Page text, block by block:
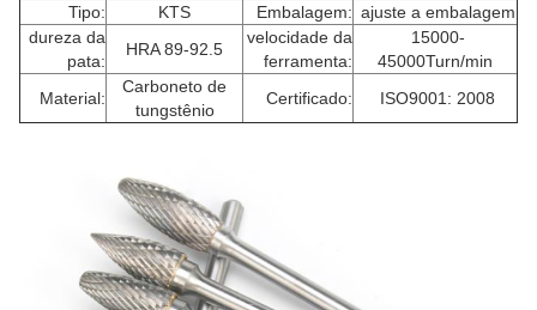
Tipo: KTS Embalagem: ajuste a embalagem
dureza da
pata:
HRA 89-92.5
velocidade da
ferramenta:
15000-
45000Turn/min
Material:
Carboneto de
tungstênio
Certificado: ISO9001: 2008